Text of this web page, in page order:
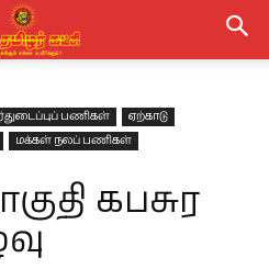
பணிகள்
ஏற்காடு
மக்கள் நலப் பணிகள்
கபசுர